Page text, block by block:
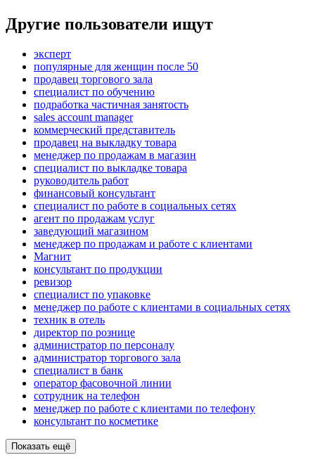
Другие пользователи ищут
эксперт
популярные для женщин после 50
продавец торгового зала
специалист по обучению
подработка частичная занятость
sales account manager
коммерческий представитель
продавец на выкладку товара
менеджер по продажам в магазин
специалист по выкладке товара
руководитель работ
финансовый консультант
специалист по работе в социальных сетях
агент по продажам услуг
заведующий магазином
менеджер по продажам и работе с клиентами
Магнит
консультант по продукции
ревизор
специалист по упаковке
менеджер по работе с клиентами в социальных сетях
техник в отель
директор по рознице
администратор по персоналу
администратор торгового зала
специалист в банк
оператор фасовочной линии
сотрудник на телефон
менеджер по работе с клиентами по телефону
консультант по косметике
Показать ещё